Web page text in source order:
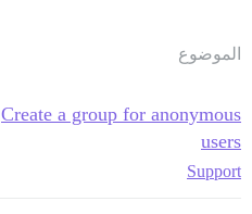
الموضوع
Create a group for anonymous
users
Support